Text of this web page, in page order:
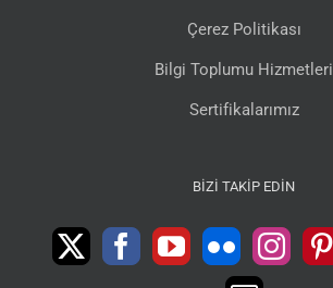
Çerez Politikası
Bilgi Toplumu Hizmetleri
Sertifikalarımız
BIZI TAKIP EDIN